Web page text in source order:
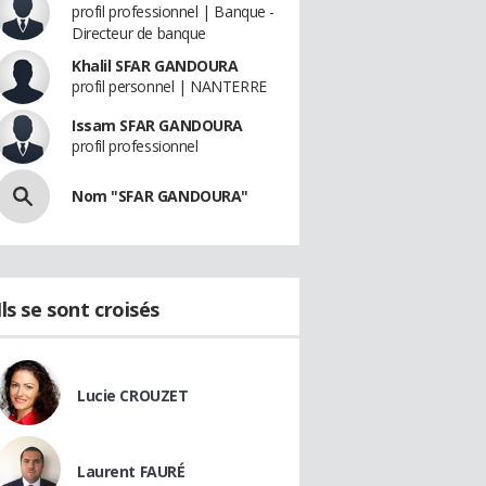
profil professionnel | Banque -
Directeur de banque
Khalil SFAR GANDOURA
profil personnel | NANTERRE
Issam SFAR GANDOURA
profil professionnel
Nom "SFAR GANDOURA"
se sont croisés
Lucie CROUZET
Laurent FAURÉ